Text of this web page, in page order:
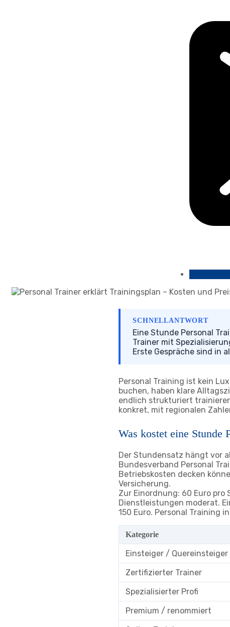
SCHNELLANTWORT
Eine Stunde Personal
Trainer mit
Erste Gespräche sind in
Personal Training ist kein
buchen, haben klare
endlich strukturiert
konkret, mit regionalen
Was kostet eine Stunde
Der Stundensatz hängt vor
Bundesverband Personal
Betriebskosten decken
Versicherung.
Zur Einordnung: 60 Euro
Dienstleistungen moderat.
150 Euro. Personal Training
Kategorie
Einsteiger / Quereinsteiger
Zertifizierter Trainer
Spezialisierter Profi
Premium / renommiert